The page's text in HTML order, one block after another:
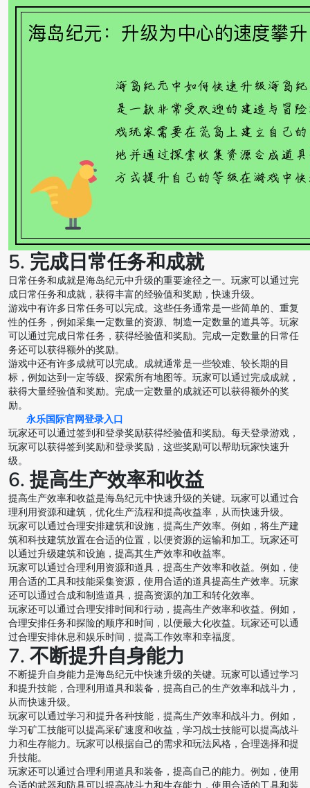
5. 完成日常任务和成就
日常任务和成就是海岛纪元中升级的重要途径之一。玩家可以通过完
成日常任务和成就，获得丰富的经验值和奖励，快速升级。
游戏中有许多日常任务可以完成。这些任务通常是一些简单的、重复
性的任务，例如采集一定数量的资源、制造一定数量的道具等。玩家
可以通过完成日常任务，获得经验值和奖励。完成一定数量的日常任
务还可以获得额外的奖励。
游戏中还有许多成就可以完成。成就通常是一些较难、较长期的目
标，例如达到一定等级、探索所有地图等。玩家可以通过完成成就，
获得大量经验值和奖励。完成一定数量的成就还可以获得额外的奖
励。
永乐国际官网登录入口
玩家还可以通过签到和登录奖励获得经验值和奖励。每天登录游戏，
玩家可以获得签到奖励和登录奖励，这些奖励可以帮助玩家快速升
级。
6. 提高生产效率和收益
提高生产效率和收益是海岛纪元中快速升级的关键。玩家可以通过合
理利用资源和建筑，优化生产流程和提高收益率，从而快速升级。
玩家可以通过合理安排建筑和设施，提高生产效率。例如，将生产建
筑和科技建筑放置在合适的位置，以便资源的运输和加工。玩家还可
以通过升级建筑和设施，提高其生产效率和收益率。
玩家可以通过合理利用资源和道具，提高生产效率和收益。例如，使
用合适的工具和技能采集资源，使用合适的道具提高生产效率。玩家
还可以通过合成和制造道具，提高资源的加工和转化效率。
玩家还可以通过合理安排时间和行动，提高生产效率和收益。例如，
合理安排任务和探险的顺序和时间，以便最大化收益。玩家还可以通
过合理安排休息和娱乐时间，提高工作效率和幸福度。
7. 不断提升自身能力
不断提升自身能力是海岛纪元中快速升级的关键。玩家可以通过学习
和提升技能，合理利用道具和装备，提高自己的生产效率和战斗力，
从而快速升级。
玩家可以通过学习和提升各种技能，提高生产效率和战斗力。例如，
学习矿工技能可以提高采矿速度和收益，学习战士技能可以提高战斗
力和生存能力。玩家可以根据自己的需求和玩法风格，合理选择和提
升技能。
玩家还可以通过合理利用道具和装备，提高自己的能力。例如，使用